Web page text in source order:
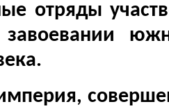
отряды